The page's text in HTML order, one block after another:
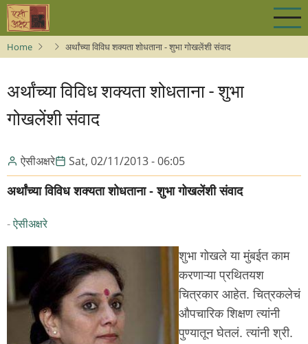
Skip
main
content
Home अर्थांच्या विविध शक्यता शोधताना - शुभा गोखलेंशी संवाद
अर्थांच्या विविध शक्यता शोधताना - शुभा
गोखलेंशी संवाद
ऐसीअक्षरे Sat, 02/11/2013 - 06:05
अर्थांच्या विविध शक्यता शोधताना - शुभा गोखलेंशी संवाद
-ऐसीअक्षरे
शुभा गोखले या मुंबईत काम
करणाऱ्या प्रथितयश
चित्रकार आहेत. चित्रकलेचं
औपचारिक शिक्षण त्यांनी
पुण्यातून घेतलं. त्यांनी श्री.